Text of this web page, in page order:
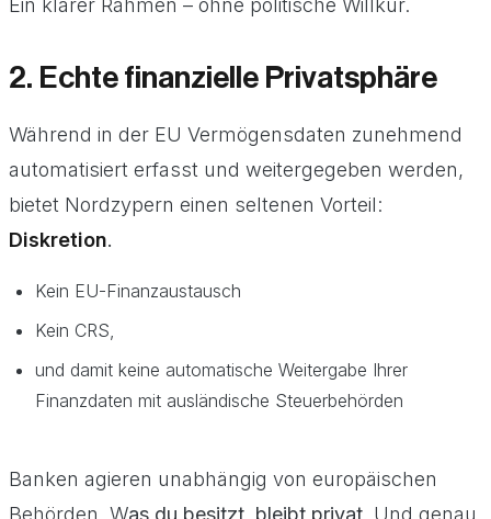
Ein klarer Rahmen – ohne politische Willkür.
2. Echte finanzielle Privatsphäre
Während in der EU Vermögensdaten zunehmend
automatisiert erfasst und weitergegeben werden,
bietet Nordzypern einen seltenen Vorteil:
Diskretion.
Kein EU-Finanzaustausch
Kein CRS,
und damit keine automatische Weitergabe Ihrer
Finanzdaten mit ausländische Steuerbehörden
Banken agieren unabhängig von europäischen
Behörden. Was du besitzt, bleibt privat . Und genau